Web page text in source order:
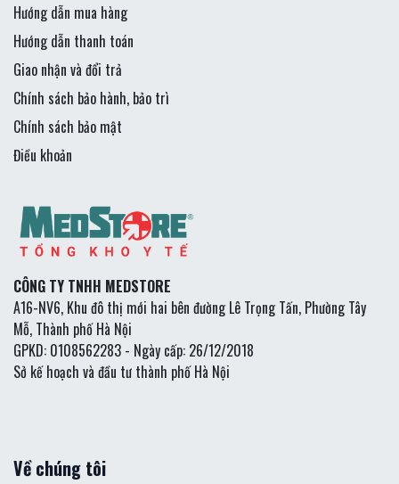
Hướng dẫn mua hàng
Hướng dẫn thanh toán
Giao nhận và đổi trả
Chính sách bảo hành, bảo trì
Chính sách bảo mật
Điều khoản
CÔNG TY TNHH MEDSTORE
A16-NV6, Khu đô thị mới hai bên đường Lê Trọng Tấn, Phường Tây
Mỗ, Thành phố Hà Nội
GPKD: 0108562283 - Ngày cấp: 26/12/2018
Sở kế hoạch và đầu tư thành phố Hà Nội
Về chúng tôi